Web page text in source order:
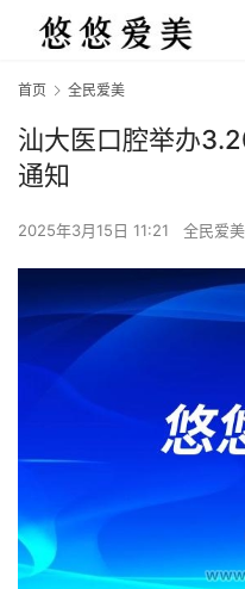
首页 全民爱美
汕大医口腔举办
通知
2025年3月15日 11:21 全民爱美